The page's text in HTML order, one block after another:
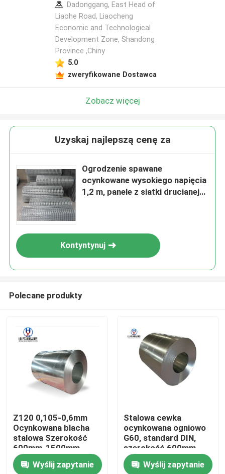
Dom
Produkty
O nas
Dadonggang, East Head of
Liaohe Road, Liaocheng
Economic and Technological
Development Zone, Shandong
Province ,Chiny
5.0
zweryfikowane Dostawca
Zobacz więcej
Uzyskaj najlepszą cenę za
Ogrodzenie spawane
ocynkowane wysokiego napięcia
1,2 m, panele z siatki drucianej
Kontyntynuj
Polecane produkty
Z120 0,105-0,6mm
Ocynkowana blacha
stalowa Szerokość
600mm-1500mm
Długość
508mm/610mm
Wyślij zapytanie
Stalowa cewka
ocynkowana ogniowo
G60, standard DIN,
szerokość 600mm-
1500mm
Wyślij zapytanie